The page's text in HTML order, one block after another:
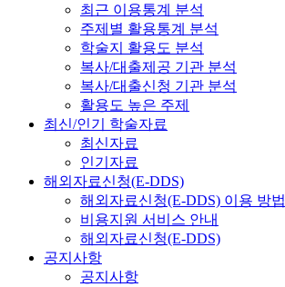
최근 이용통계 분석
주제별 활용통계 분석
학술지 활용도 분석
복사/대출제공 기관 분석
복사/대출신청 기관 분석
활용도 높은 주제
최신/인기 학술자료
최신자료
인기자료
해외자료신청(E-DDS)
해외자료신청(E-DDS) 이용 방법
비용지원 서비스 안내
해외자료신청(E-DDS)
공지사항
공지사항